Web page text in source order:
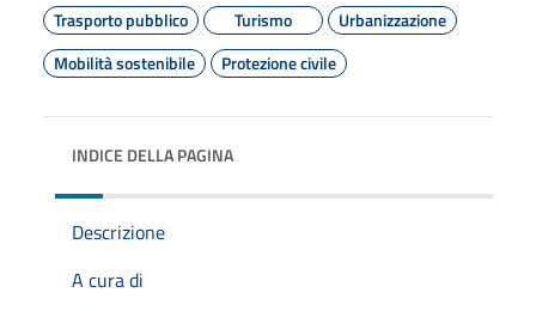
Trasporto pubblico
Turismo
Urbanizzazione
Mobilità sostenibile
Protezione civile
INDICE DELLA PAGINA
Descrizione
A cura di